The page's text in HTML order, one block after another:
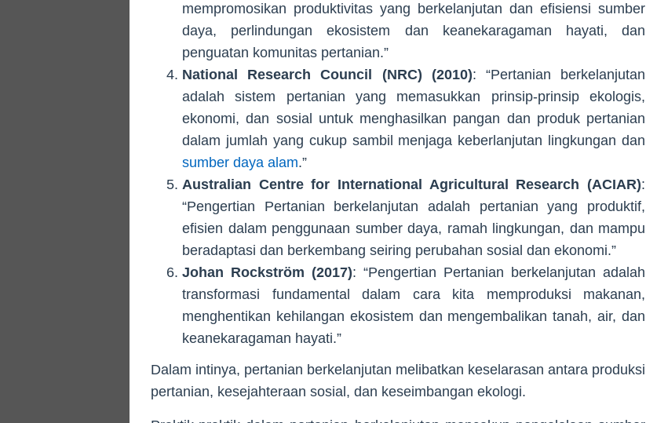
mempromosikan produktivitas yang berkelanjutan dan efisiensi sumber
daya, perlindungan ekosistem dan keanekaragaman hayati, dan
penguatan komunitas pertanian.”
National Research Council (NRC) (2010): “Pertanian berkelanjutan
adalah sistem pertanian yang memasukkan prinsip-prinsip ekologis,
ekonomi, dan sosial untuk menghasilkan pangan dan produk pertanian
dalam jumlah yang cukup sambil menjaga keberlanjutan lingkungan dan
sumber daya alam.”
Australian Centre for International Agricultural Research (ACIAR):
“Pengertian Pertanian berkelanjutan adalah pertanian yang produktif,
efisien dalam penggunaan sumber daya, ramah lingkungan, dan mampu
beradaptasi dan berkembang seiring perubahan sosial dan ekonomi.”
Johan Rockström (2017): “Pengertian Pertanian berkelanjutan adalah
transformasi fundamental dalam cara kita memproduksi makanan,
menghentikan kehilangan ekosistem dan mengembalikan tanah, air, dan
keanekaragaman hayati.”
Dalam intinya, pertanian berkelanjutan melibatkan keselarasan antara produksi
pertanian, kesejahteraan sosial, dan keseimbangan ekologi.